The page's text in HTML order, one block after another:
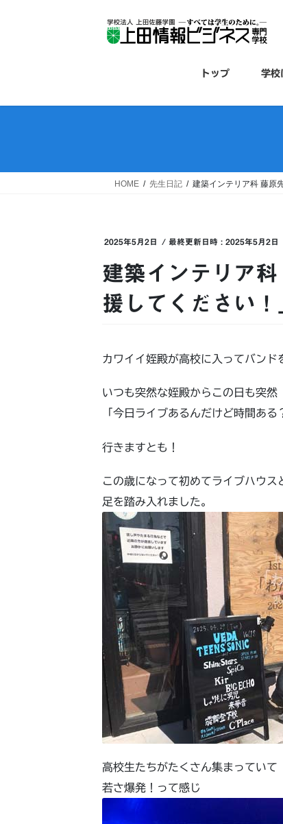
ス
ン
トップ 学校
HOME 先生日記 建築インテリア科 藤原
2025年5月2日 / 最終更新日時 :2025年5月2日
建築インテリア
援してください！
カワイイ姪殿が高校に入ってバンド
いつも突然な姪殿からこの日も突然
「今日ライブあるんだけど時間ある
行きますとも！
この歳になって初めてライブハウス
足を踏み入れました。
高校生たちがたくさん集まっていて
若さ爆発！って感じ